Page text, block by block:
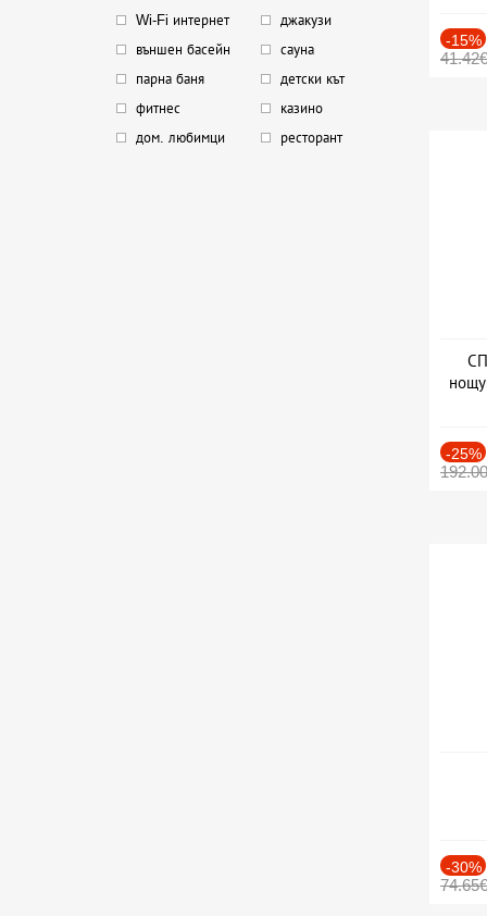
Wi-Fi интернет
джакузи
външен басейн
сауна
парна баня
детски кът
фитнес
казино
дом. любимци
ресторант
-15%
41.42€
-25%
-30%
74.65€